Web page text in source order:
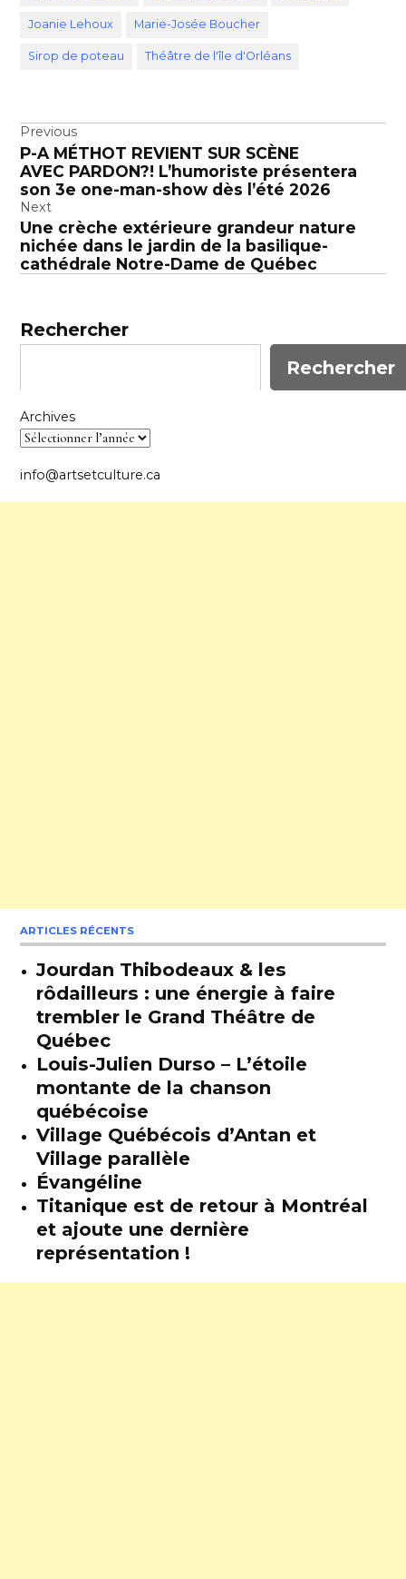
Joanie Lehoux Marie-Josée Boucher
Sirop de poteau Théâtre de l'île d'Orléans
Navigation
de
l’article
Previous
P-A MÉTHOT REVIENT SUR SCÈNE
AVEC PARDON?! L’humoriste présentera
son 3e one-man-show dès l’été 2026
Next
Une crèche extérieure grandeur nature
nichée dans le jardin de la basilique-
cathédrale Notre-Dame de Québec
Rechercher
Rechercher
Archives
info@artsetculture.ca
ARTICLES RÉCENTS
Jourdan Thibodeaux & les
rôdailleurs : une énergie à faire
trembler le Grand Théâtre de
Québec
Louis-Julien Durso – L’étoile
montante de la chanson
québécoise
Village Québécois d’Antan et
Village parallèle
Évangéline
Titanique est de retour à Montréal
et ajoute une dernière
représentation !